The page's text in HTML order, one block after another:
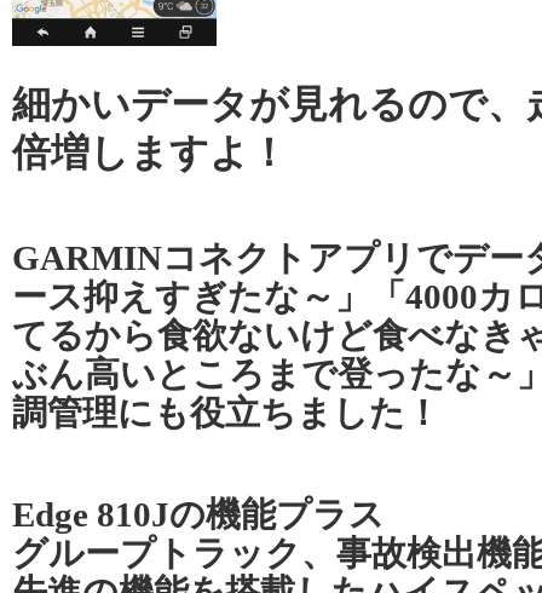
細かいデータが見れるので、
倍増しますよ！
GARMINコネクトアプリでデー
ース抑えすぎたな～」「4000カ
てるから食欲ないけど食べなき
ぶん高いところまで登ったな～
調管理にも役立ちました！
Edge 810Jの機能プラス
グループトラック、事故検出機